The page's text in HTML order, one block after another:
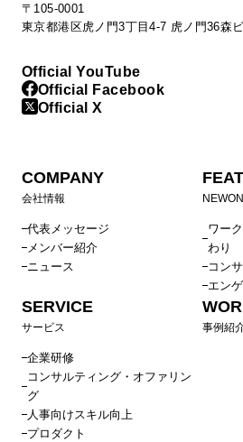
〒105-0001
東京都港区虎ノ門3丁目4-7 虎ノ門36森
Official YouTube
Official Facebook
Official X
COMPANY
会社情報
代表メッセージ
メンバー紹介
ニュース
ワー
わり
コン
エン
SERVICE
サービス
企業研修
コンサルティング・オファリン
グ
人事向けスキル向上
プロダクト
事例紹